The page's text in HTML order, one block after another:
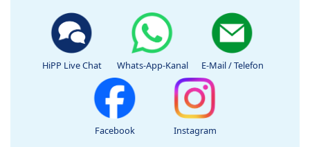
HiPP Live Chat Whats-App-Kanal E-Mail / Telefon
Facebook Instagram